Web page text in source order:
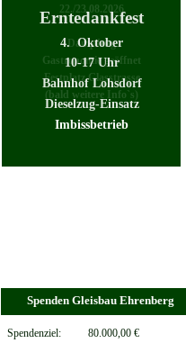
22./23.08.2026
Dampfzug
Gastronomie geöffnet
Festplatz Glasstrasse
(bald weitere Info`s)
Erntedankfest
4.  Oktober
10-17 Uhr
Bahnhof Lohsdorf
Dieselzug-Einsatz
Imbissbetrieb
Spendenziel:          80.000,00 €
Spenden Gleisbau Ehrenberg